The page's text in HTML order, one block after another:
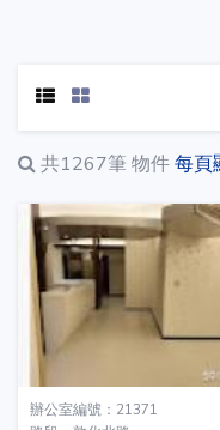
共1267筆 物件 每頁
辦公室編號：21371